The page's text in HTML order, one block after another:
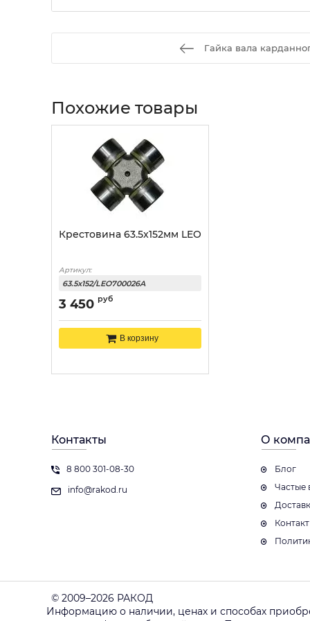
Гайка вала
Похожие товары
Крестовина 63.5x152мм LEO
Артикул:
63.5x152/LEO700026A
3 450 руб
В корзину
Контакты
8 800 301-08-30
info@rakod.ru
О
Блог
Частые
© 2009–2026 РАКОД
Информацию о наличии, ценах и способах